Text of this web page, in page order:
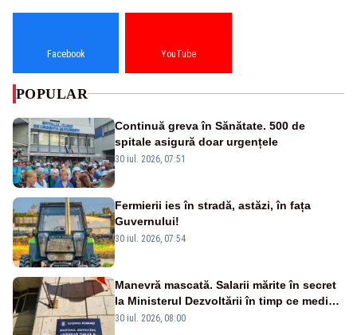
Facebook YouTube
POPULAR
Continuă greva în Sănătate. 500 de
spitale asigură doar urgențele
30 iul. 2026, 07:51
Fermierii ies în stradă, astăzi, în fața
Guvernului!
30 iul. 2026, 07:54
Manevră mascată. Salarii mărite în secret
la Ministerul Dezvoltării în timp ce medicii
ies în stradă
30 iul. 2026, 08:00